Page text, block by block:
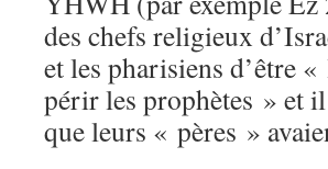
des chefs religieux
et les pharisiens d’être
périr les prophètes » et
que leurs « pères »